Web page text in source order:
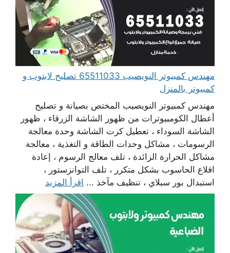
مهندس كمبيوتر النويصيب 65511033 تصليح لابتوب و
كمبيوتر بالمنزل
مهندس كمبيوتر النويصيب المختص بصيانة و تصليح
أعطال الكومبيوترات من ظهور الشاشة الزرقاء ، ظهور
الشاشة السوداء ، تعطيل كرت الشاشة وحدة معالجة
الرسومات ، مشاكل وحدات الطاقة و التغذية ، معالجة
مشاكل الحرارة الزائدة ، تلف معالج الرسوم ، إعادة
اقلاع الحاسوب بشكل متكرر ، تلف التوانزستور ،
استبدال بور سبلاي ، تنظيف مآخذ ... اقرأ المزيد